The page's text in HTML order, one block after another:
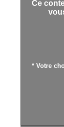
Ce
* Votre